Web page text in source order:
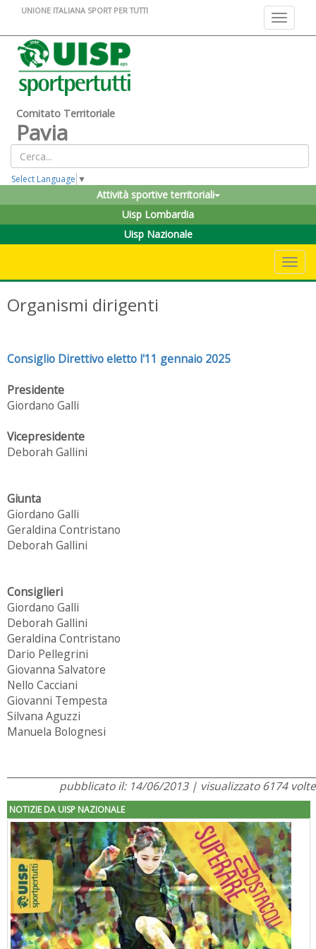
Toggle
UNIONE ITALIANA SPORT PER TUTTI
Comitato Territoriale
Pavia
Select Language ▼
Attività sportive territoriali
Uisp Lombardia
Uisp Nazionale
Organismi dirigenti
Consiglio Direttivo eletto l'11 gennaio 2025
Presidente
Giordano Galli
Vicepresidente
Deborah Gallini
Giunta
Giordano Galli
Geraldina Contristano
Deborah Gallini
Consiglieri
Giordano Galli
Deborah Gallini
Geraldina Contristano
Dario Pellegrini
Giovanna Salvatore
Nello Cacciani
Giovanni Tempesta
Silvana Aguzzi
Manuela Bolognesi
pubblicato il: 14/06/2013 | visualizzato 6174 volte
NOTIZIE DA UISP NAZIONALE